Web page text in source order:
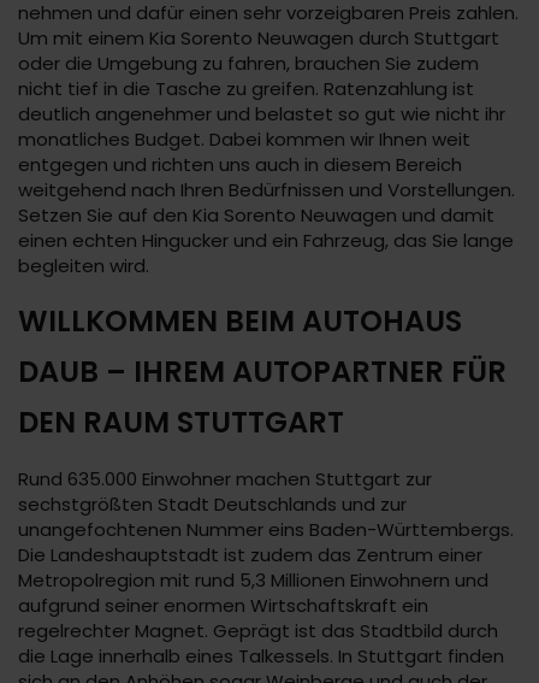
nehmen und dafür einen sehr vorzeigbaren Preis zahlen.
Um mit einem Kia Sorento Neuwagen durch Stuttgart
oder die Umgebung zu fahren, brauchen Sie zudem
nicht tief in die Tasche zu greifen. Ratenzahlung ist
deutlich angenehmer und belastet so gut wie nicht ihr
monatliches Budget. Dabei kommen wir Ihnen weit
entgegen und richten uns auch in diesem Bereich
weitgehend nach Ihren Bedürfnissen und Vorstellungen.
Setzen Sie auf den Kia Sorento Neuwagen und damit
einen echten Hingucker und ein Fahrzeug, das Sie lange
begleiten wird.
WILLKOMMEN BEIM AUTOHAUS
DAUB – IHREM AUTOPARTNER FÜR
DEN RAUM STUTTGART
Rund 635.000 Einwohner machen Stuttgart zur
sechstgrößten Stadt Deutschlands und zur
unangefochtenen Nummer eins Baden-Württembergs.
Die Landeshauptstadt ist zudem das Zentrum einer
Metropolregion mit rund 5,3 Millionen Einwohnern und
aufgrund seiner enormen Wirtschaftskraft ein
regelrechter Magnet. Geprägt ist das Stadtbild durch
die Lage innerhalb eines Talkessels. In Stuttgart finden